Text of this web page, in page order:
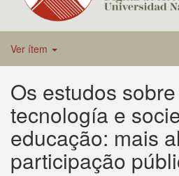
Ver ítem
Os estudos
tecnología e
educação: mais
participação